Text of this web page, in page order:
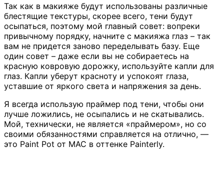
Так как в макияже будут использованы различные
блестящие текстуры, скорее всего, тени будут
осыпаться, поэтому мой главный совет: вопреки
привычному порядку, начните с макияжа глаз – так
вам не придется заново переделывать базу. Еще
один совет – даже если вы не собираетесь на
красную ковровую дорожку, используйте капли для
глаз. Капли уберут красноту и успокоят глаза,
уставшие от яркого света и напряжения за день.
Я всегда использую праймер под тени, чтобы они
лучше ложились, не осыпались и не скатывались.
Мой, технически, не является «праймером», но со
своими обязанностями справляется на отлично, —
это Paint Pot от MAC в оттенке Painterly.